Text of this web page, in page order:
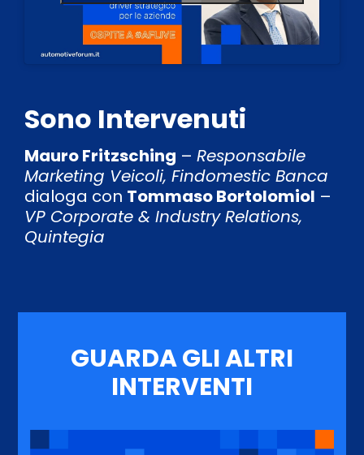
Sono Intervenuti
Mauro Fritzsching – Responsabile
Marketing Veicoli, Findomestic Banca
dialoga con Tommaso Bortolomiol –
VP Corporate & Industry Relations,
Quintegia
GUARDA GLI ALTRI
INTERVENTI